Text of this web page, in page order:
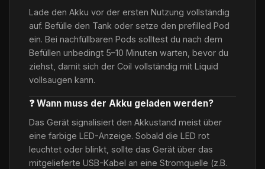
Lade den Akku vor der ersten Nutzung vollständig
auf. Befülle den Tank oder setze den prefilled Pod
ein. Bei nachfüllbaren Pods solltest du nach dem
Befüllen unbedingt 5–10 Minuten warten, bevor du
ziehst, damit sich der Coil vollständig mit Liquid
vollsaugen kann.
❓ Wann muss der Akku geladen werden?
Das Gerät signalisiert den Akkustand meist über
eine farbige LED-Anzeige. Sobald die LED rot
leuchtet oder blinkt, sollte das Gerät über das
mitgelieferte USB-Kabel an eine Stromquelle (z.B.